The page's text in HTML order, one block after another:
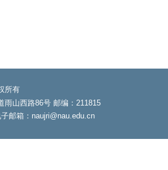
所有
雨山西路86号 邮编：211815
邮箱：naujri@nau.edu.cn